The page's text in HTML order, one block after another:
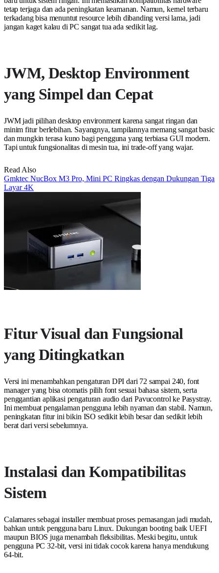
tetap terjaga dan ada peningkatan keamanan. Namun, kernel terbaru
terkadang bisa menuntut resource lebih dibanding versi lama, jadi
jangan kaget kalau di PC sangat tua ada sedikit lag.
JWM, Desktop Environment
yang Simpel dan Cepat
JWM jadi pilihan desktop environment karena sangat ringan dan
minim fitur berlebihan. Sayangnya, tampilannya memang sangat basic
dan mungkin terasa kuno bagi pengguna yang terbiasa GUI modern.
Tapi untuk fungsionalitas di mesin tua, ini trade-off yang wajar.
Read Also
Gmktec NucBox M3 Pro, Mini PC Ringkas dengan Dukungan Tiga
Layar 4K
Fitur Visual dan Fungsional
yang Ditingkatkan
Versi ini menambahkan pengaturan DPI dari 72 sampai 240, font
manager yang bisa otomatis pilih font sesuai bahasa sistem, serta
penggantian aplikasi pengaturan audio dari Pavucontrol ke Pasystray.
Ini membuat pengalaman pengguna lebih nyaman dan stabil. Namun,
peningkatan fitur ini bikin ISO sedikit lebih besar dan sedikit lebih
berat dari versi sebelumnya.
Instalasi dan Kompatibilitas
Sistem
Calamares sebagai installer membuat proses pemasangan jadi mudah,
bahkan untuk pengguna baru Linux. Dukungan booting baik UEFI
maupun BIOS juga menambah fleksibilitas. Meski begitu, untuk
pengguna PC 32-bit, versi ini tidak cocok karena hanya mendukung
64-bit.